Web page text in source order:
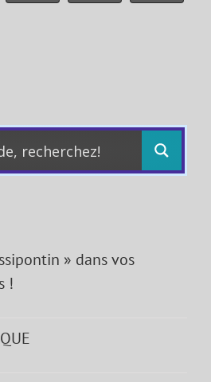
» dans vos
!